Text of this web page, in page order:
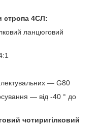
стропа 4СЛ:
ланцюговий
— G80
— від -40 ° до
чотиригілковий